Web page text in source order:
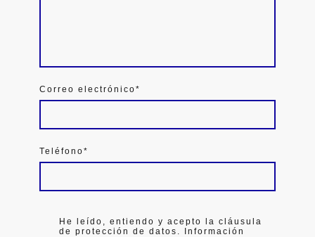
Correo electrónico*
Teléfono*
He leído, entiendo y acepto la cláusula
de protección de datos. Información